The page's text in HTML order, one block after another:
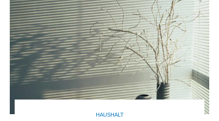
HAUSHALT